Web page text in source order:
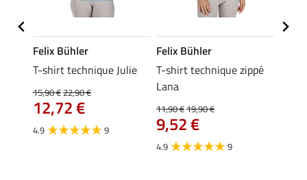
Felix Bühler
T-shirt technique Julie
15,90 €22,90 €
12,72 €
4.9 9
Felix Bühler
T-shirt technique zippé
Lana
11,90 €19,90 €
9,52 €
4.9 9